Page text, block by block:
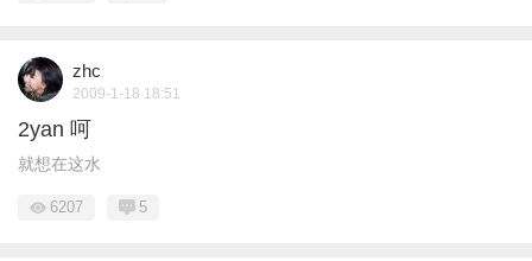
zhc
2009-1-18 18:51
2yan 呵
就想在这水
6207 5